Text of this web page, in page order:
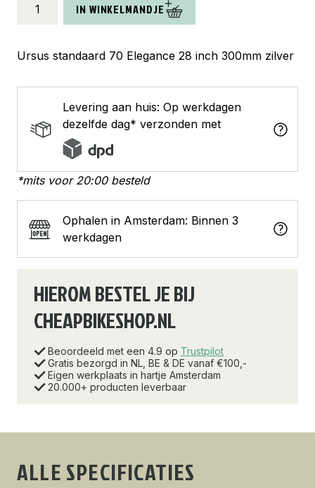
standaard
Elegance
aantal
IN WINKELMANDJE
Ursus standaard 70 Elegance 28 inch 300mm zilver
Levering aan huis: Op werkdagen
dezelfde dag* verzonden met
*mits voor 20:00 besteld
Ophalen in Amsterdam: Binnen 3
werkdagen
HIEROM BESTEL JE BIJ
CHEAPBIKESHOP.NL
Beoordeeld met een 4.9 op Trustpilot
Gratis bezorgd in NL, BE & DE vanaf €100,-
Eigen werkplaats in hartje Amsterdam
20.000+ producten leverbaar
ALLE SPECIFICATIES